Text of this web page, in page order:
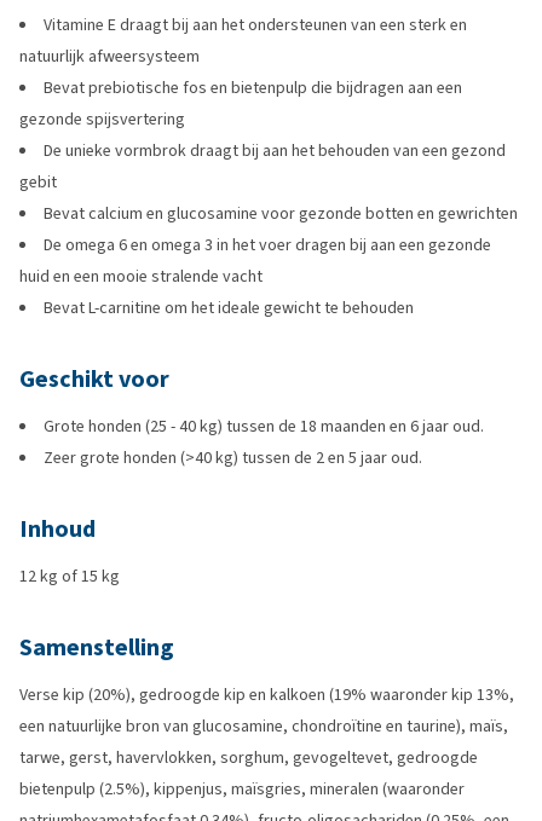
Vitamine E draagt bij aan het ondersteunen van een sterk en
natuurlijk afweersysteem
Bevat prebiotische fos en bietenpulp die bijdragen aan een
gezonde spijsvertering
De unieke vormbrok draagt bij aan het behouden van een gezond
gebit
Bevat calcium en glucosamine voor gezonde botten en gewrichten
De omega 6 en omega 3 in het voer dragen bij aan een gezonde
huid en een mooie stralende vacht
Bevat L-carnitine om het ideale gewicht te behouden
Geschikt voor
Grote honden (25 - 40 kg) tussen de 18 maanden en 6 jaar oud.
Zeer grote honden (>40 kg) tussen de 2 en 5 jaar oud.
Inhoud
12 kg of 15 kg
Samenstelling
Verse kip (20%), gedroogde kip en kalkoen (19% waaronder kip 13%,
een natuurlijke bron van glucosamine, chondroïtine en taurine), maïs,
tarwe, gerst, havervlokken, sorghum, gevogeltevet, gedroogde
bietenpulp (2.5%), kippenjus, maïsgries, mineralen (waaronder